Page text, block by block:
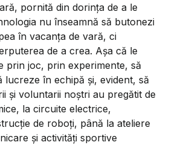
pornită din dorința de a le
nu înseamnă să butonezi
în vacanța de vară, ci
de a crea. Așa că le
prin joc, prin experimente, să
lucreze în echipă și, evident, să
și voluntarii noștri au pregătit de
la circuite electrice,
de roboți, până la ateliere
și activități sportive